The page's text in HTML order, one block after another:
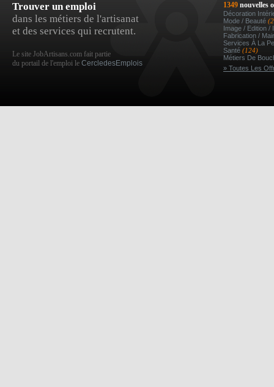
Trouver un emploi
dans les métiers de l'artisanat
et des services qui recrutent.
Le site JobArtisans.com fait partie
du portail de l'emploi le CercledesEmplois
1349 nouvelles
Décoration
Mode / Beauté
Image / Edition /
Fabrication /
Services À La
Santé (124)
Métiers De
» Toutes Les